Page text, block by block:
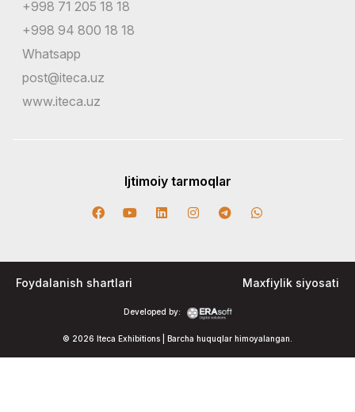
+998 71 205 18 18
+998 94 800 18 18
Whatsapp
post@iteca.uz
www.iteca.uz
Ijtimoiy tarmoqlar
© 2026 Iteca Exhibitions | Barcha huquqlar himoyalangan.
Developed by:
Foydalanish shartlari Maxfiylik siyosati